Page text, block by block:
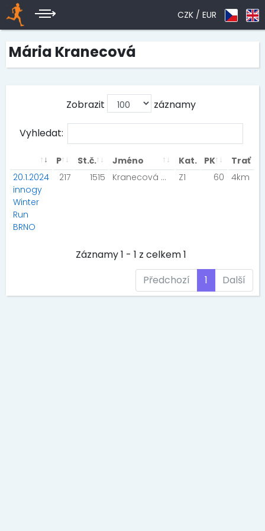
CZK / EUR
Mária Kranecová
Zobrazit záznamy
Vyhledat:
P St.č. Jméno Kat. PK
Trať
20.1.2024
innogy
Winter
Run
BRNO
217 1515 Kranecová Mária Z1 60 4km
Záznamy 1 - 1 z celkem 1
Předchozí
1 Další